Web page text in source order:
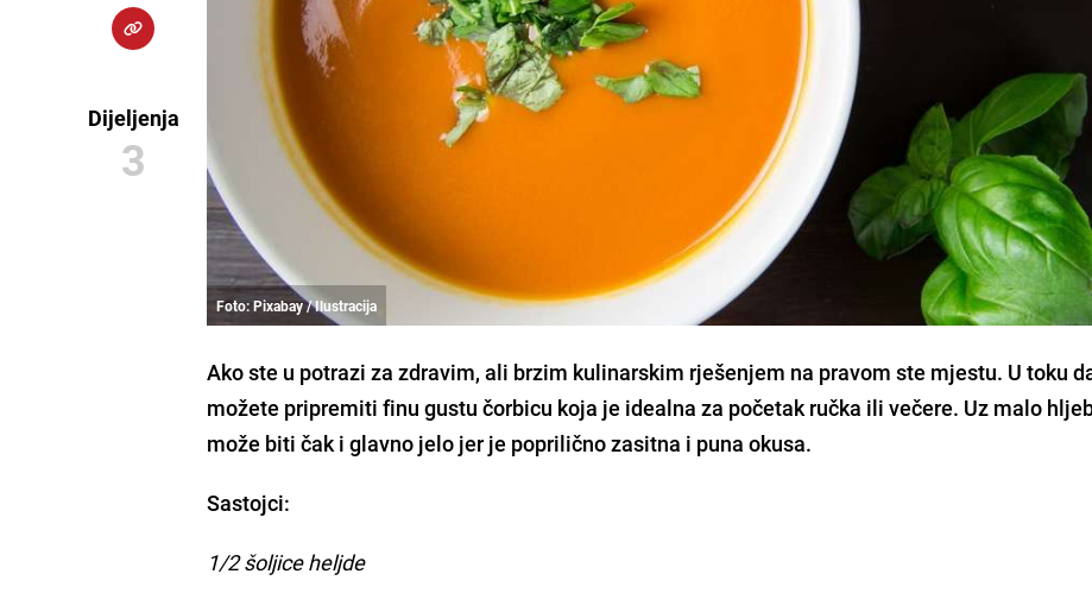
Dijeljenja
3
Foto: Pixabay / Ilustracija
Ako ste u potrazi zazdravim, ali brzim kulinarskim rješenjem na pravom ste mjestu. U toku
možete pripremitifinu gustu čorbicu koja je idealna za početak ručka ili večere. Uz malo
može biti čak iglavno jelo jer je popriličnozasitna i puna okusa.
Sastojci:
1/2šoljice heljde